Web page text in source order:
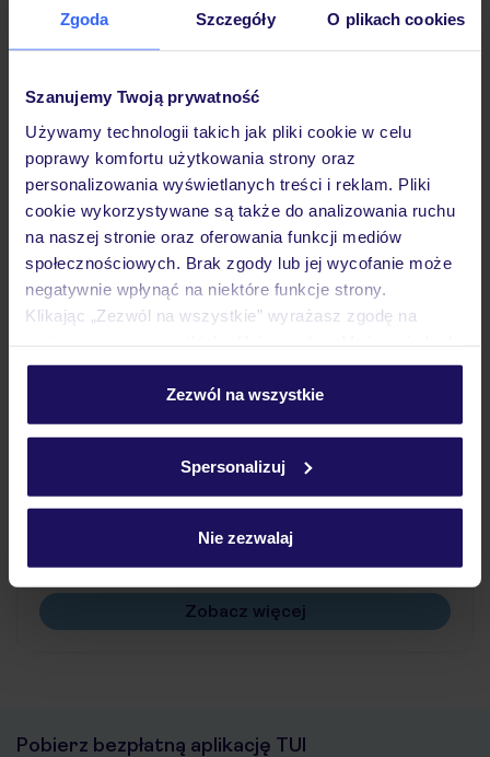
Zgoda Szczegóły O plikach cookies
Szanujemy Twoją prywatność
Używamy technologii takich jak pliki cookie w celu
poprawy komfortu użytkowania strony oraz
personalizowania wyświetlanych treści i reklam. Pliki
cookie wykorzystywane są także do analizowania ruchu
na naszej stronie oraz oferowania funkcji mediów
społecznościowych. Brak zgody lub jej wycofanie może
negatywnie wpłynąć na niektóre funkcje strony.
Klikając „Zezwól na wszystkie” wyrażasz zgodę na
personalizować swój wybór wchodząc w zakładkę
Szczegółowe informacje o plikach cookie znajdziesz
Zezwól na wszystkie
Spersonalizuj
Nie zezwalaj
Hotel
Pokoje
Wyżywienie
Atrakcje
Ważne informacje
Często zadawane pytania
Jak zmienić uczestników/osobę zgłaszającą?
Na jakiej podstawie i gdzie otrzymam karty
pokładowe/bilety lotnicze?
Zobacz więcej
Pobierz bezpłatną aplikację TUI